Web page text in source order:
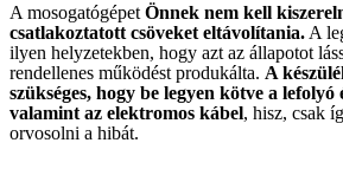
A mosogatógépet Önnek nem kell
csatlakoztatott csöveket eltávolítania. A
ilyen helyzetekben, hogy azt az állapotot
rendellenes működést produkálta. A
szükséges, hogy be legyen kötve a lefolyó
valamint az elektromos kábel, hisz, csak
orvosolni a hibát.